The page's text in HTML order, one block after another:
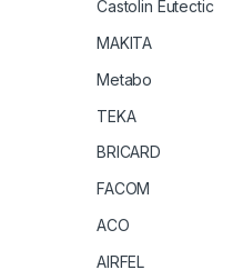
Castolin Eutectic
MAKITA
Metabo
TEKA
BRICARD
FACOM
ACO
AIRFEL